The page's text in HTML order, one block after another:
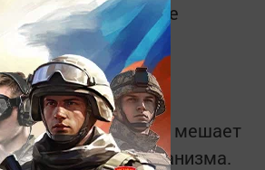
– подслизистое
и носа?
сладкого. Сахар мешает
минералов из организма.